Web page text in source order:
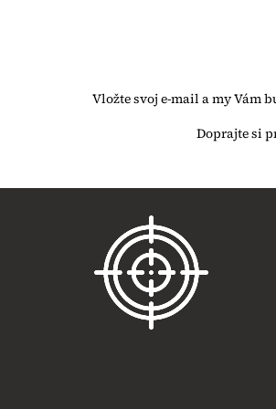
Vložte svoj e-mail a my Vám
Z